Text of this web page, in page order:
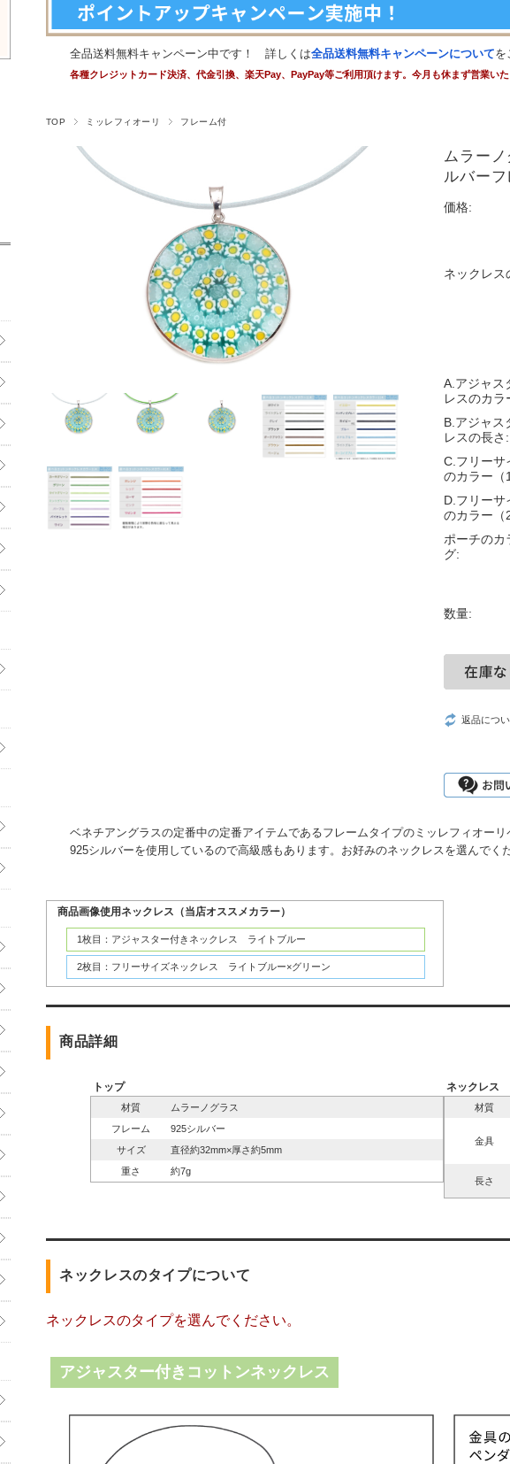
全品送料無料キャンペーン中です！ 詳しくは全品送料無料キャンペーンについてを
各種クレジットカード決済、代金引換、楽天Pay、PayPay等ご利用頂けます。今月も休まず営業いた
TOP ミッレフィオーリ フレーム付
ムラー
ルバー
価格:
ネックレス
A.アジャス
レスのカラ
B.アジャス
レスの長さ:
C.フリーサ
のカラー（
D.フリーサ
のカラー（
ポーチのカ
グ:
数量:
返品につ
ベネチアングラスの定番中の定番アイテムであるフレームタイプのミッレフィオー
925シルバーを使用しているので高級感もあります。お好みのネックレスを選んでく
商品画像使用ネックレス（当店オススメカラー）
1枚目：アジャスター付きネックレス ライトブルー
2枚目：フリーサイズネックレス ライトブルー×グリーン
商品詳細
トップ
材質
ムラーノグラス
フレーム
925シルバー
サイズ
直径約32mm×厚さ約5mm
重さ
約7g
ネックレス
材質
金具
長さ
ネックレスのタイプについて
ネックレスのタイプを選んでください。
アジャスター付きコットンネックレス